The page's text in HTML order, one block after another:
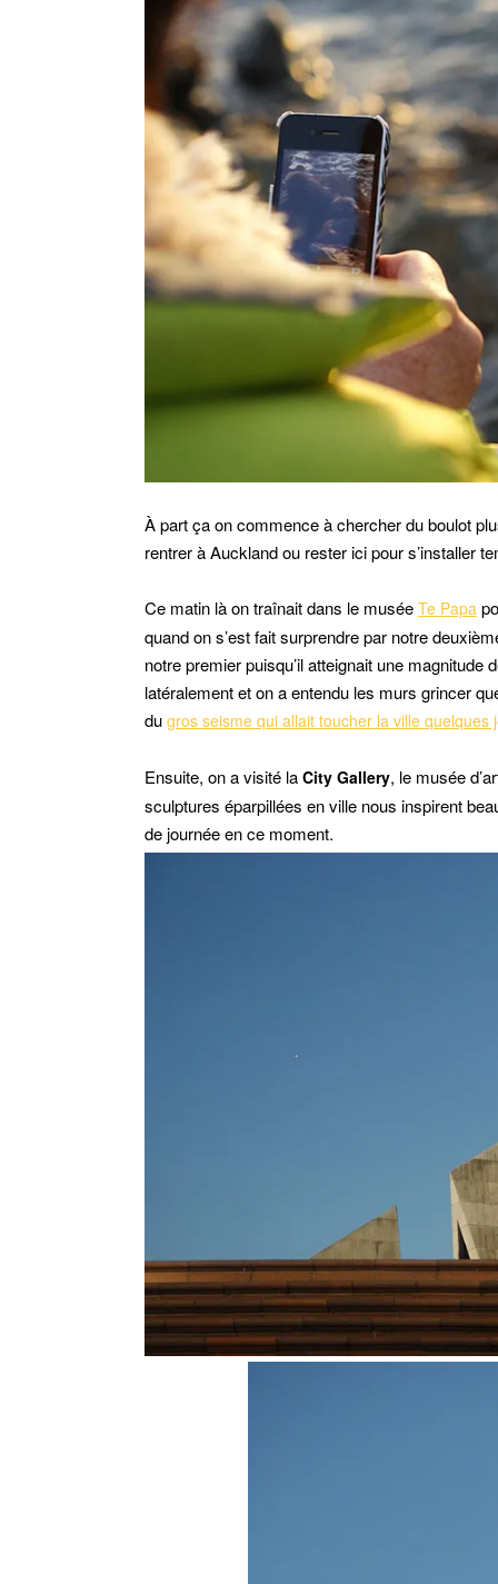
À part ça on commence à chercher du boulot
rentrer à Auckland ou rester ici pour s’installer
Ce matin là on traînait dans le musée Te Papa
quand on s’est fait surprendre par notre
notre premier puisqu’il atteignait une magnitude
latéralement et on a entendu les murs grincer
du gros seisme qui allait toucher la ville quelques
Ensuite, on a visité la City Gallery, le musée
sculptures éparpillées en ville nous inspirent
de journée en ce moment.